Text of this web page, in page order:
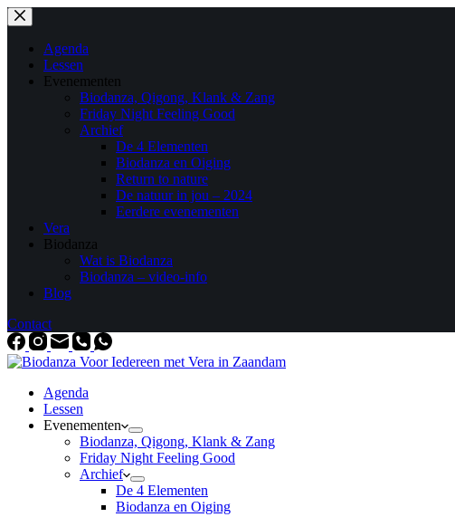
Ga
naar
inhoud
Agenda
Lessen
Evenementen
Biodanza, Qigong, Klank & Zang
Friday Night Feeling Good
Archief
De 4 Elementen
Biodanza en Oiging
Return to nature
De natuur in jou – 2024
Eerdere evenementen
Vera
Biodanza
Wat is Biodanza
Biodanza – video-info
Blog
Contact
Agenda
Lessen
Evenementen
Biodanza, Qigong, Klank & Zang
Friday Night Feeling Good
Archief
De 4 Elementen
Biodanza en Oiging